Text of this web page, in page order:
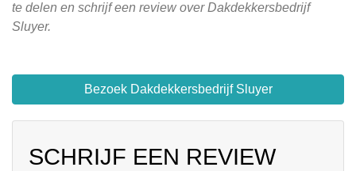
te delen en schrijf een review over Dakdekkersbedrijf
Sluyer.
Bezoek Dakdekkersbedrijf Sluyer
SCHRIJF EEN REVIEW